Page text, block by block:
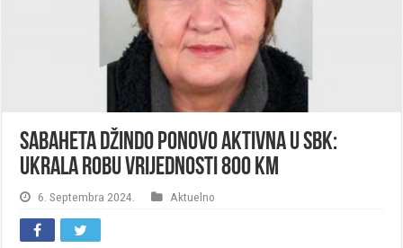
Sabaheta Džindo ponovo aktivna u SBK:
Ukrala robu vrijednosti 800 KM
6. Septembra 2024. Aktuelno